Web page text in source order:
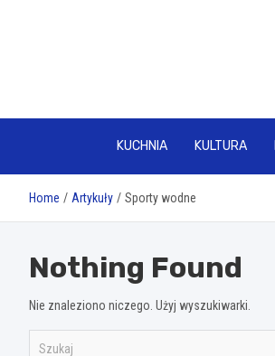
KUCHNIA KULTURA
Home Artykuły Sporty wodne
Nothing Found
Nie znaleziono niczego. Użyj wyszukiwarki.